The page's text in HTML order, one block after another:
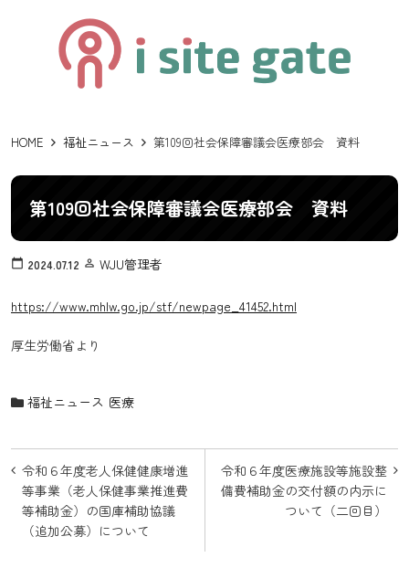
HOME 福祉ニュース 第109回社会保障審議会医療部会 資料
第109回社会保障審議会医療部会 資料
calendar_today 2024.07.12 person_outline WJU管理者
https://www.mhlw.go.jp/stf/newpage_41452.html
厚生労働省より
福祉ニュース 医療
投
稿
ナ
令和６年度医療施設等施設整
備費補助金の交付額の内示に
ついて（二回目）
令和６年度老人保健健康増進
等事業（老人保健事業推進費
等補助金）の国庫補助協議
（追加公募）について